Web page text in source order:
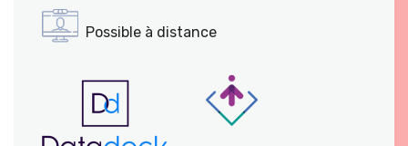
Possible à distance